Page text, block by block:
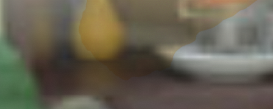
Wat doen wij?